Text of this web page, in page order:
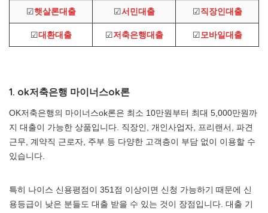
☑햇살론대출 ☑서민대출 ☑직장인대출
☑대환대출 ☑저축은행대출 ☑모바일대출
1. ok저축은행 마이너스ok론
OK저축은행의 마이너스ok론은 최소 10만원부터 최대 5,000만원까
지 대출이 가능한 상품입니다. 직장인, 개인사업자, 프리랜서, 파견
근무, 계약직 근로자, 주부 등 다양한 고객층이 부담 없이 이용할 수
있습니다.
특히 나이스 신용평점이 351점 이상이면 신청 가능하기 때문에 신
용등급이 낮은 분들도 대출 받을 수 있는 것이 장점입니다. 대출 기